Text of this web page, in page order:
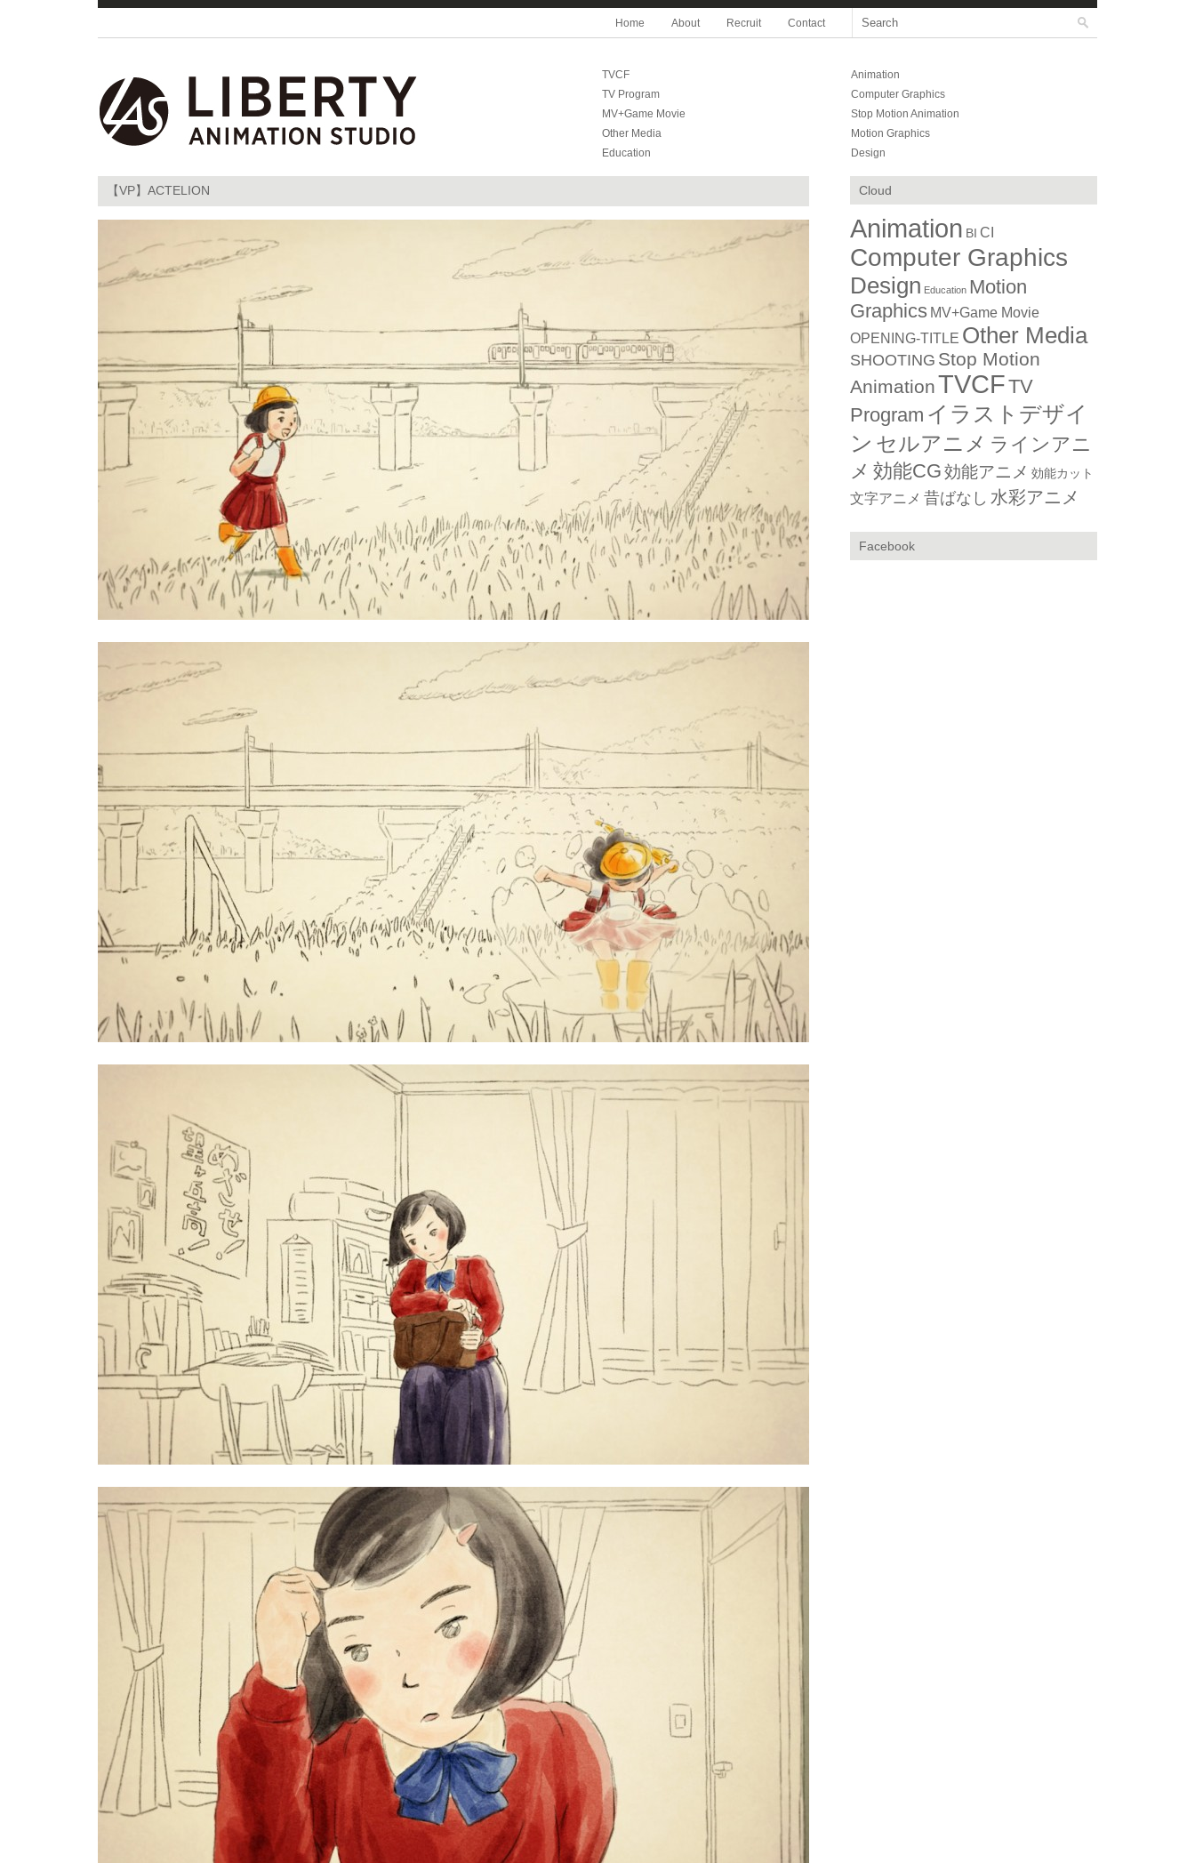
Home About Recruit Contact
TVCF
Animation
TV Program
Computer Graphics
MV+Game Movie
Stop Motion Animation
Other Media
Motion Graphics
Education
Design
【VP】ACTELION Cloud
Animation BI CI
Computer Graphics
Design Education Motion
Graphics MV+Game Movie
OPENING-TITLE Other Media
SHOOTING Stop Motion
AnimationTVCFTV
Program イラストデザイ
ン セルアニメ ラインアニ
メ 効能CG効能アニメ 効能カット
文字アニメ 昔ばなし 水彩アニメ
Facebook